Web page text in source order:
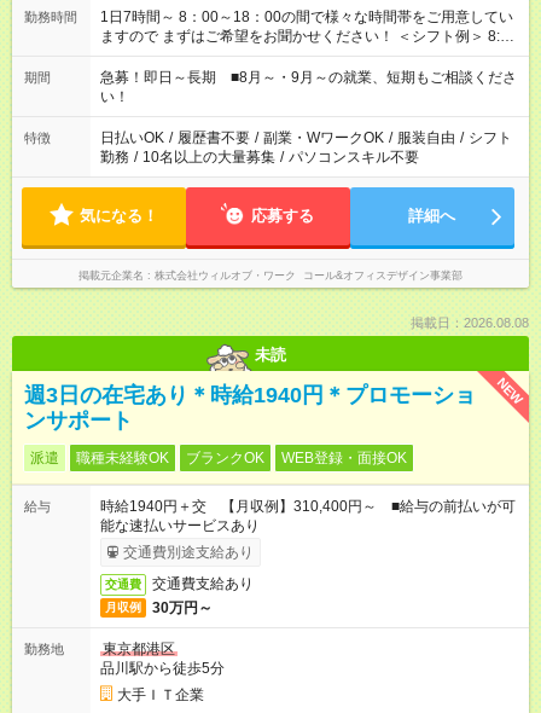
勤務時間
1日7時間～ 8：00～18：00の間で様々な時間帯をご用意してい
ますので まずはご希望をお聞かせください！ ＜シフト例＞ 8:00
～16:00 9:00～17:00 など！
期間
急募！即日～長期 ■8月～・9月～の就業、短期もご相談くださ
い！
特徴 日払いOK / 履歴書不要 / 副業・WワークOK / 服装自由 / シフト
勤務 / 10名以上の大量募集 / パソコンスキル不要
気になる！ 応募する 詳細へ
掲載元企業名 株式会社ウィルオブ・ワーク コール&オフィスデザイン事業部
掲載日：2026.08.08
未読
NEW
週3日の在宅あり＊時給1940円＊プロモーショ
ンサポート
派遣 職種未経験OK ブランクOK WEB登録・面接OK
給与
時給1940円＋交 【月収例】310,400円～ ■給与の前払いが可
能な速払いサービスあり
交通費別途支給あり
交通費 交通費支給あり
月収例 30万円～
勤務地
東京都港区
品川駅から徒歩5分
大手ＩＴ企業